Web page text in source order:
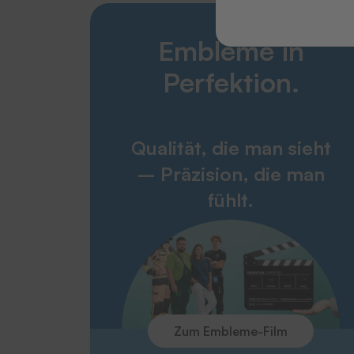
Embleme in
Perfektion.
Qualität, die man sieht
– Präzision, die man
fühlt.
Zum Embleme-Film